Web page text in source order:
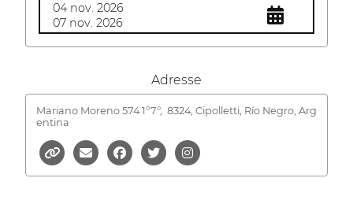
04 nov. 2026
07 nov. 2026
Adresse
Mariano Moreno 574 1°7°, 8324, Cipolletti, Río Negro, Arg
entina